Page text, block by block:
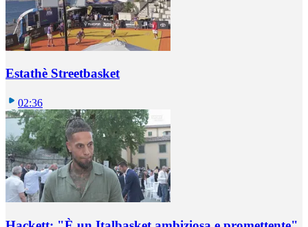
Estathè Streetbasket
02:36